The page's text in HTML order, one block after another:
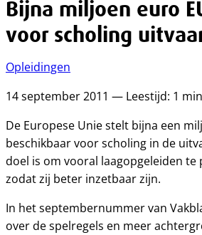
Bijna miljoen euro
voor scholing
Opleidingen
14 september 2011 — Leestijd: 1
De Europese Unie stelt bijna een
beschikbaar voor scholing in de
doel is om vooral laagopgeleiden te
zodat zij beter inzetbaar zijn.
In het septembernummer van
over de spelregels en meer